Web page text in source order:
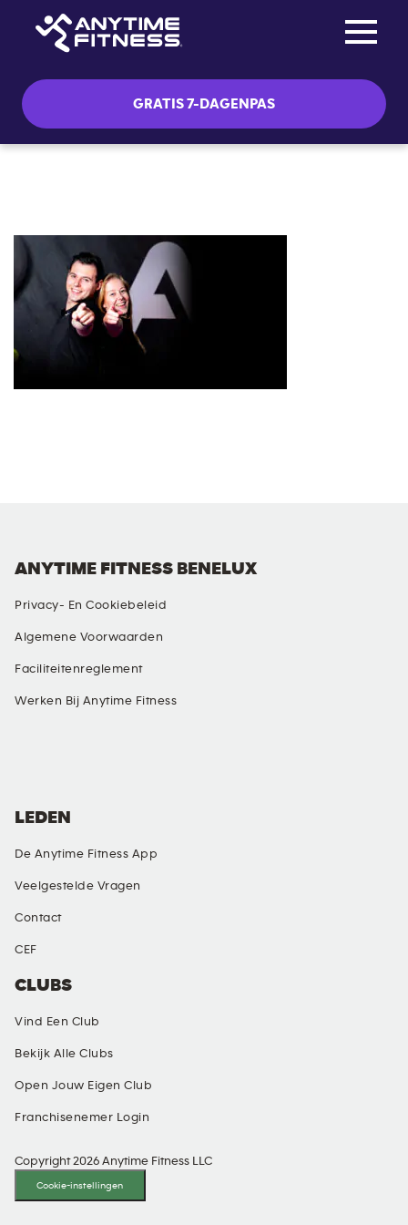
GRATIS 7-DAGENPAS
ANYTIME FITNESS BENELUX
Privacy- En Cookiebeleid
Algemene Voorwaarden
Faciliteitenreglement
Werken Bij Anytime Fitness
CLUBS
Vind Een Club
Bekijk Alle Clubs
Open Jouw Eigen Club
Franchisenemer Login
LEDEN
De Anytime Fitness App
Veelgestelde Vragen
Contact
CEF
Copyright 2026 Anytime Fitness LLC
Cookie-instellingen